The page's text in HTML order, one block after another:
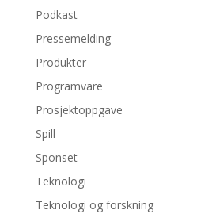
Podkast
Pressemelding
Produkter
Programvare
Prosjektoppgave
Spill
Sponset
Teknologi
Teknologi og forskning